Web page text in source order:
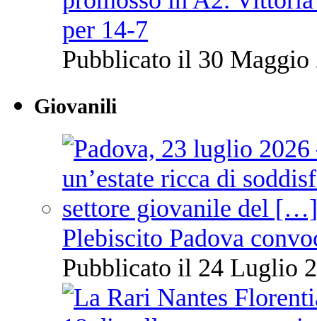
per 14-7
Pubblicato il 30 Maggio
Giovanili
Plebiscito Padova
Pubblicato il 24 Luglio